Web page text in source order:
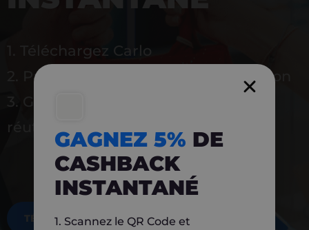
1. Téléchargez Carlo
2. Payez en magasin avec l’application
3. Gagnez instantanément 5 % à
réutiliser
TÉLÉCHARGEZ MAINTENANT
GAGNEZ 5% DE
CASHBACK
INSTANTANÉ
1. Scannez le QR Code et